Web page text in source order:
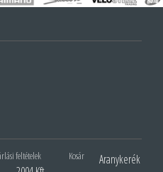
feltételek
Kosár
Aranykerék